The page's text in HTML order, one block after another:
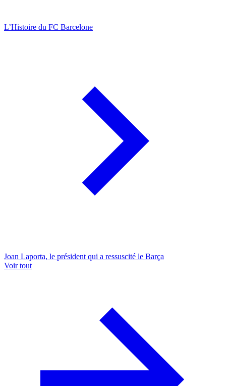
L’Histoire du FC Barcelone
Joan Laporta, le président qui a ressuscité le Barça
Voir tout